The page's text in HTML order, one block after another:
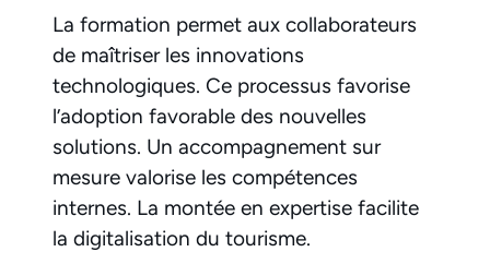
La formation permet aux collaborateurs
de maîtriser les innovations
technologiques. Ce processus favorise
l’adoption favorable des nouvelles
solutions. Un accompagnement sur
mesure valorise les compétences
internes. La montée en expertise facilite
la digitalisation du tourisme.